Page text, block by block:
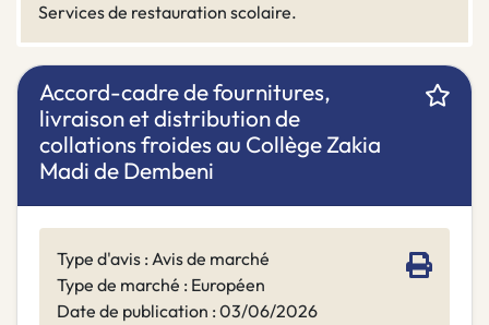
Services de restauration scolaire.
Accord-cadre de fournitures,
livraison et distribution de
collations froides au Collège Zakia
Madi de Dembeni
Type d'avis : Avis de marché
Type de marché : Européen
Date de publication : 03/06/2026